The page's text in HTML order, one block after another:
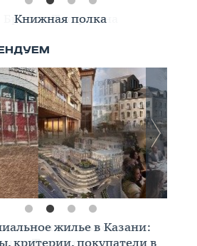
Книжная полка
жилье в Казани:
критерии, покупатели в